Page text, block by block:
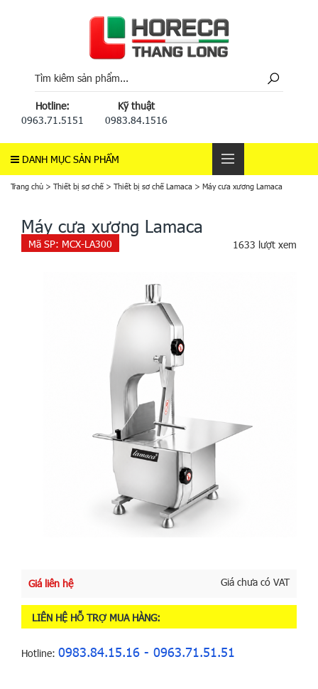
Hotline:
0963.71.5151
Kỹ thuật
0983.84.1516
DANH MỤC SẢN PHẨM
Trang chủ > Thiết bị sơ chế> Thiết bị sơ chế Lamaca > Máy cưa xương Lamaca
Máy cưa xương Lamaca
Mã SP: MCX-LA300 1633 lượt xem
Giá liên hệ Giá chưa có VAT
LIÊN HỆ HỖ TRỢ MUA HÀNG:
Hotline: 0983.84.15.16 - 0963.71.51.51